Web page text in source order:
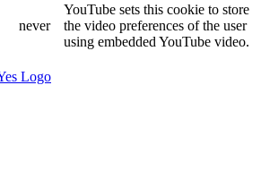
never
YouTube sets this cookie to store
the video preferences of the user
using embedded YouTube video.